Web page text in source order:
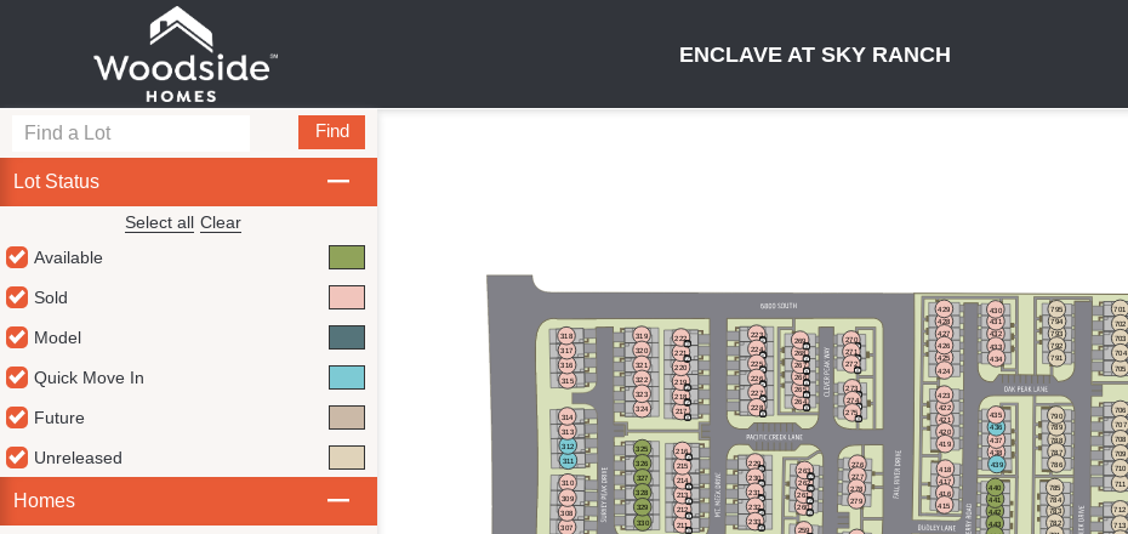
ENCLAVE AT SKY RANCH
211
212
213
214
215
216
217
218
219
220
221
222 223
224
225
226
227
228
229
230
231
232
233
259
260
261
262
263
264
265
266
267
268
269 270
271
272
273
274
275
276
277
278
279
417
416
415
418
432
431
433
430
438
439
434
437
436
435
421
420
422
419
423
428
429
427
425
426
424
442
441
443
440
310
307
308
309
315
316
317
318
311
312
313
314
325
330
326
327
328
329
319
324
320
321
322
323
701
705
702
703
704
706
711
707
708
709
710
712
713
788
787
789
786
790
783
782
784
785
793
792
794
791
795
Find
Lot Status
Select all Clear
Available
Sold
Model
Quick Move In
Future
Unreleased
Homes